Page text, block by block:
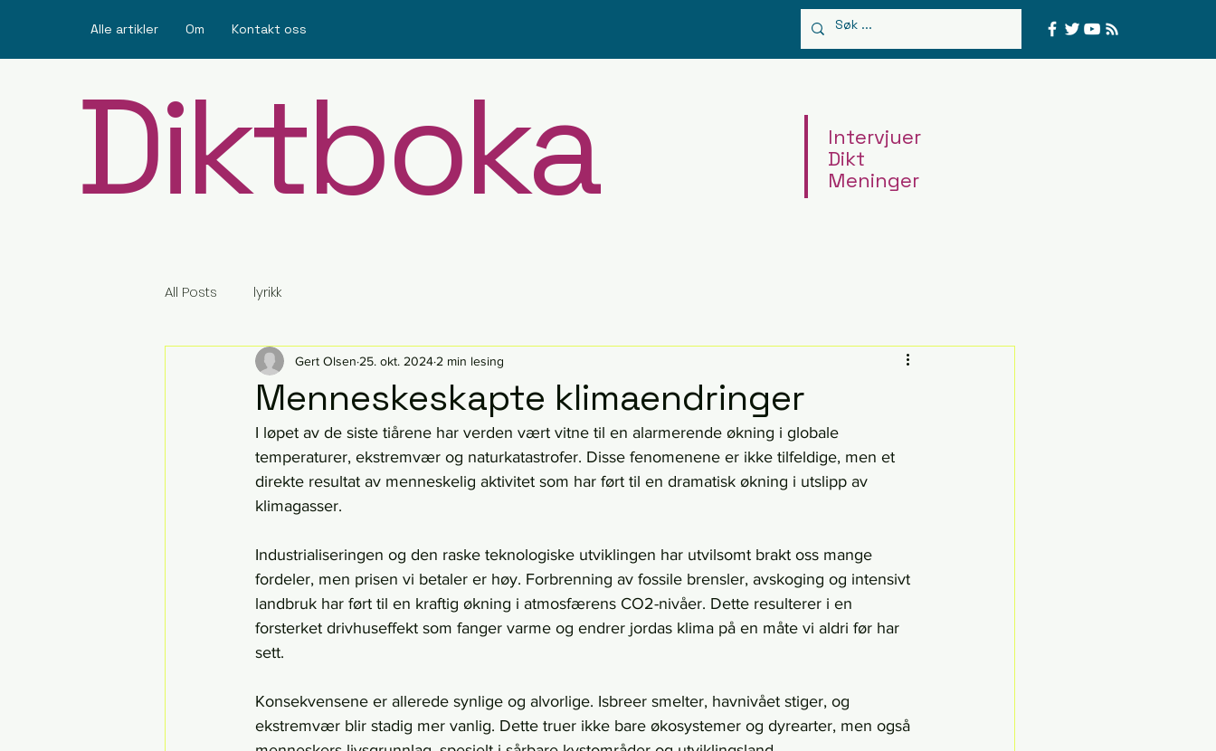
Alle artikler Om Kontakt oss
Diktboka
Intervjuer
Dikt
Meninger
All Posts lyrikk
Menneskeskapte klimaendringer
Gert Olsen 25. okt. 2024 2 min lesing
I løpet av de siste tiårene har verden vært vitne til en alarmerende økning i globale
temperaturer, ekstremvær og naturkatastrofer. Disse fenomenene er ikke tilfeldige, men et
direkte resultat av menneskelig aktivitet som har ført til en dramatisk økning i utslipp av
klimagasser.
Industrialiseringen og den raske teknologiske utviklingen har utvilsomt brakt oss mange
fordeler, men prisen vi betaler er høy. Forbrenning av fossile brensler, avskoging og intensivt
landbruk har ført til en kraftig økning i atmosfærens CO2-nivåer. Dette resulterer i en
forsterket drivhuseffekt som fanger varme og endrer jordas klima på en måte vi aldri før har
sett.
Konsekvensene er allerede synlige og alvorlige. Isbreer smelter, havnivået stiger, og
ekstremvær blir stadig mer vanlig. Dette truer ikke bare økosystemer og dyrearter, men også